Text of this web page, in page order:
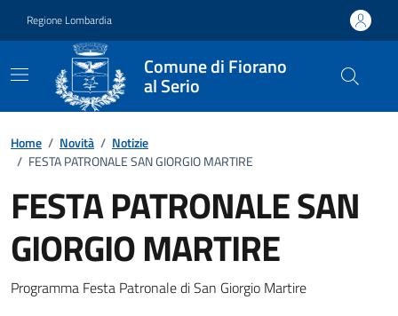
Regione Lombardia
Comune di Fiorano
al Serio
Home / Novità / Notizie
/ FESTA PATRONALE SAN GIORGIO MARTIRE
FESTA PATRONALE SAN
GIORGIO MARTIRE
Dettagli della notizia
Programma Festa Patronale di San Giorgio Martire